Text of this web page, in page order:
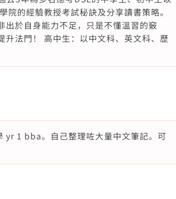
的經驗教授考試秘訣及分享讀書策略。
出於自身能力不足，只是不懂溫習的竅
法門！ 高中生：以中文科、英文科、歷
yr 1 bba。自己整理咗大量中文筆記。可